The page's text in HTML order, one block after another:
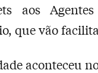
aos
que vão
aconteceu